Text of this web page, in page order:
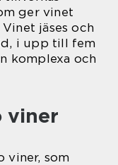
ger vinet
jäses och
i upp till fem
komplexa och
viner
viner, som